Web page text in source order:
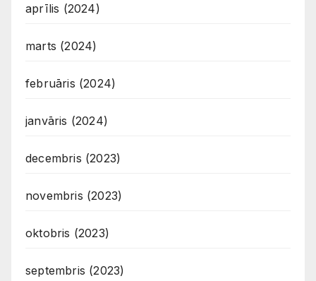
aprīlis (2024)
marts (2024)
februāris (2024)
janvāris (2024)
decembris (2023)
novembris (2023)
oktobris (2023)
septembris (2023)